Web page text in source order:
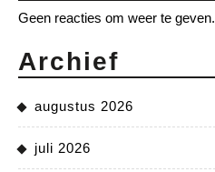
Geen reacties om weer te geven.
Archief
augustus 2026
juli 2026